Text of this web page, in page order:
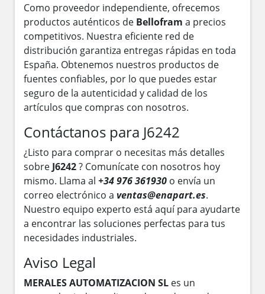
Como proveedor independiente, ofrecemos
productos auténticos de Bellofram a precios
competitivos. Nuestra eficiente red de
distribución garantiza entregas rápidas en toda
España. Obtenemos nuestros productos de
fuentes confiables, por lo que puedes estar
seguro de la autenticidad y calidad de los
artículos que compras con nosotros.
Contáctanos para J6242
¿Listo para comprar o necesitas más detalles
sobre J6242? Comunícate con nosotros hoy
mismo. Llama al +34 976 361930 o envía un
correo electrónico a ventas@enapart.es.
Nuestro equipo experto está aquí para ayudarte
a encontrar las soluciones perfectas para tus
necesidades industriales.
Aviso Legal
MERALES AUTOMATIZACION SL es un